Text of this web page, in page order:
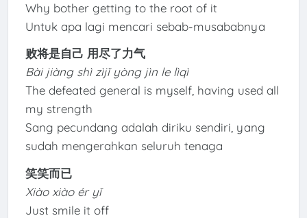
Why bother getting to the root of it
Untuk apa lagi mencari sebab-musababnya
败将是自己 用尽了力气
Bài jiàng shì zìjǐ yòng jìn le lìqì
The defeated general is myself, having used all
my strength
Sang pecundang adalah diriku sendiri, yang
sudah mengerahkan seluruh tenaga
笑笑而已
Xiào xiào ér yǐ
Just smile it off